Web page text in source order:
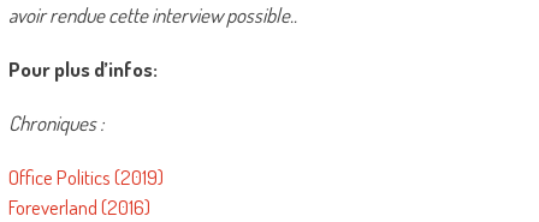
avoir rendue cette interview possible..
Pour plus d’infos:
Chroniques :
Office Politics (2019)
Foreverland (2016)